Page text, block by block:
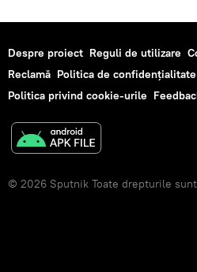
Despre proiect Reguli de utilizare
Reclamă Politica de confidențialitate
Politica privind cookie-urile
© 2026 Sputnik Toate drepturile